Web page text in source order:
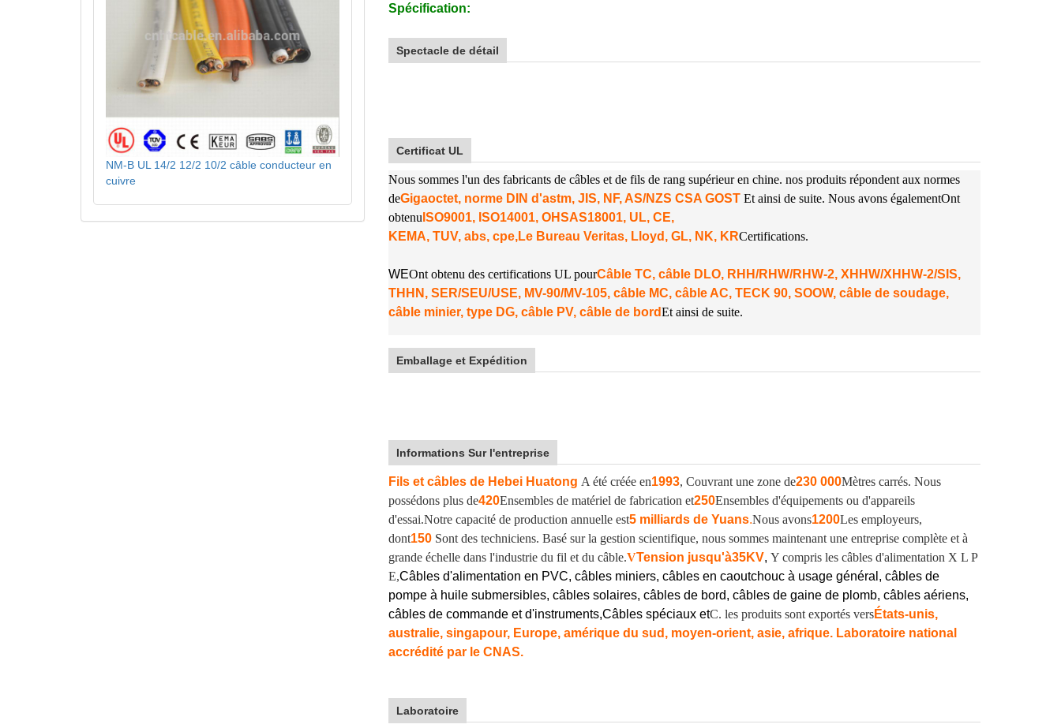
Spécification:
Spectacle de détail
Certificat UL
Nous sommes l'un des fabricants de câbles et de fils de rang supérieur en chine. nos produits répondent aux normes
deGigaoctet, norme DIN d'astm, JIS, NF, AS/NZS CSA GOST Et ainsi de suite. Nous avons égalementOnt
obtenu ISO9001, ISO14001, OHSAS18001, UL, CE,
KEMA, TUV, abs, cpe,Le Bureau Veritas, Lloyd, GL, NK, KRCertifications.
WEOnt obtenu des certifications UL pourCâble TC, câble DLO, RHH/RHW/RHW-2, XHHW/XHHW-2/SIS,
THHN, SER/SEU/USE, MV-90/MV-105, câble MC, câble AC, TECK 90, SOOW, câble de soudage,
câble minier, type DG, câble PV, câble de bordEt ainsi de suite.
Emballage et Expédition
Informations Sur l'entreprise
Fils et câbles de Hebei Huatong A été créée en1993, Couvrant une zone de230 000Mètres carrés. Nous
possédons plus de420Ensembles de matériel de fabrication et250Ensembles d'équipements ou d'appareils
d'essai.Notre capacité de production annuelle est5 milliards de Yuans.Nous avons1200Les employeurs,
dont150 Sont des techniciens. Basé sur la gestion scientifique, nous sommes maintenant une entreprise complète et à
grande échelle dans l'industrie du fil et du câble.VTension jusqu'à35KV, Y compris les câbles d'alimentation X L P
E,Câbles d'alimentation en PVC, câbles miniers, câbles en caoutchouc à usage général, câbles de
pompe à huile submersibles, câbles solaires, câbles de bord, câbles de gaine de plomb, câbles aériens,
câbles de commande et d'instruments,Câbles spéciaux etC. les produits sont exportés versÉtats-unis,
australie, singapour, Europe, amérique du sud, moyen-orient, asie, afrique. Laboratoire national
accrédité par le CNAS.
Laboratoire
NM-B UL 14/2 12/2 10/2 câble conducteur en
cuivre